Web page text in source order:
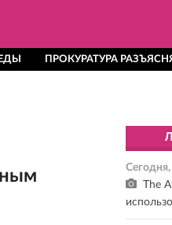
ПРОКУРАТУРА
The